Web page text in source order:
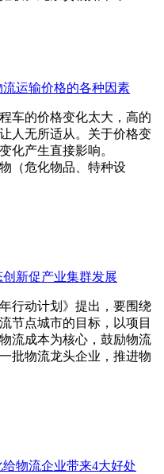
流运输价格的各种因素
车的价格变化太大，高的
人无所适从。关于价格变
变化产生直接影响。
危化物品、特种设
创新促产业集群发展
行动计划》提出，要围绕
节点城市的目标，以项目
流成本为核心，鼓励物流
批物流龙头企业，推进物
物流企业带来4大好处